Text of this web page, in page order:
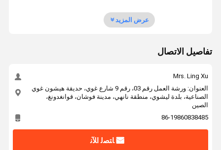
عرض المزيد
تفاصيل الاتصال
Mrs. Ling Xu
العنوان: ورشة العمل رقم 03، رقم 9 شارع غوي، حديقة هيشون غوي
الصناعية، بلدة ليشوي، منطقة نانهي، مدينة فوشان، قوانغدونغ،
الصين
86-19860838485
ﺎﺘﺼﻟ ﺍﻶﻧ